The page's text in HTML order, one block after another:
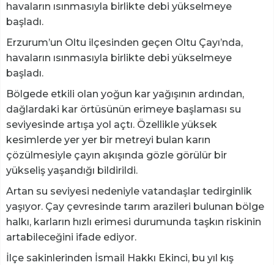
havaların ısınmasıyla birlikte debi yükselmeye
başladı.
Erzurum’un Oltu ilçesinden geçen Oltu Çayı’nda,
havaların ısınmasıyla birlikte debi yükselmeye
başladı.
Bölgede etkili olan yoğun kar yağışının ardından,
dağlardaki kar örtüsünün erimeye başlaması su
seviyesinde artışa yol açtı. Özellikle yüksek
kesimlerde yer yer bir metreyi bulan karın
çözülmesiyle çayın akışında gözle görülür bir
yükseliş yaşandığı bildirildi.
Artan su seviyesi nedeniyle vatandaşlar tedirginlik
yaşıyor. Çay çevresinde tarım arazileri bulunan bölge
halkı, karların hızlı erimesi durumunda taşkın riskinin
artabileceğini ifade ediyor.
İlçe sakinlerinden İsmail Hakkı Ekinci, bu yıl kış